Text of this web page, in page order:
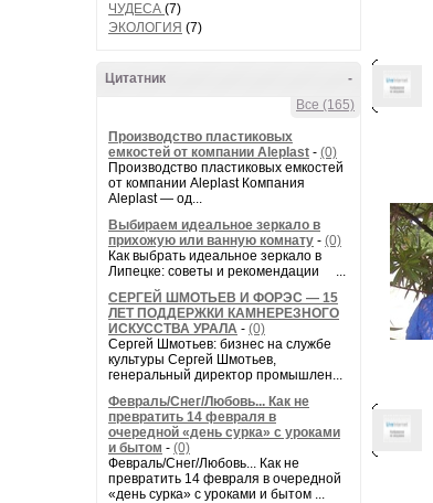
ЧУДЕСА (7)
ЭКОЛОГИЯ (7)
-
Цитатник
Все (165)
Производство пластиковых
емкостей от компании Aleplast - (0)
Производство пластиковых емкостей
от компании Aleplast Компания
Aleplast — од...
Выбираем идеальное зеркало в
прихожую или ванную комнату - (0)
Как выбрать идеальное зеркало в
Липецке: советы и рекомендации ...
СЕРГЕЙ ШМОТЬЕВ И ФОРЭС — 15
ЛЕТ ПОДДЕРЖКИ КАМНЕРЕЗНОГО
ИСКУССТВА УРАЛА - (0)
Сергей Шмотьев: бизнес на службе
культуры Сергей Шмотьев,
генеральный директор промышлен...
Февраль/Снег/Любовь... Как не
превратить 14 февраля в
очередной «день сурка» с уроками
и бытом - (0)
Февраль/Снег/Любовь... Как не
превратить 14 февраля в очередной
«день сурка» с уроками и бытом ...